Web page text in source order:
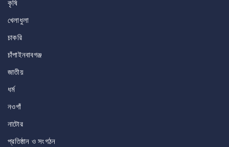
কৃষি
খেলাধুলা
চাকরি
চাঁপাইনবাবগঞ্জ
জাতীয়
ধর্ম
নওগাঁ
নাটোর
প্রতিষ্ঠান ও সংগঠন